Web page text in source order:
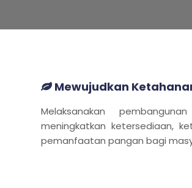
Mewujudkan
Melaksanakan
meningkatkan ketersediaan,
pemanfaatan pangan bagi